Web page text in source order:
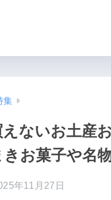
集
ないお土産
お菓子や名
年11月27日